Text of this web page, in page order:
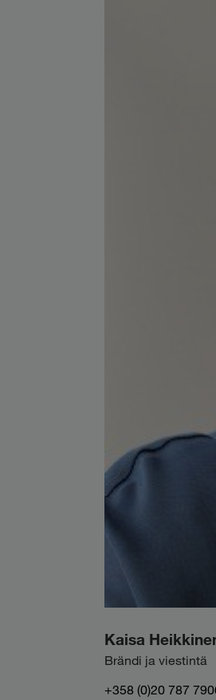
Kaisa
Brändi ja viestintä
+358 (0)20 787